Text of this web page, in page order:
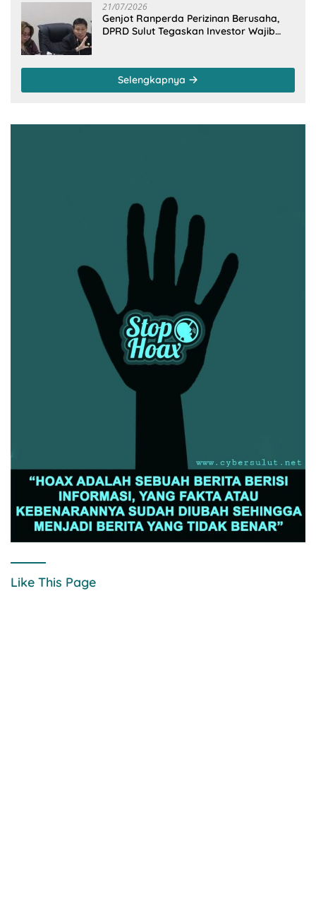
21/07/2026
Genjot Ranperda Perizinan Berusaha,
DPRD Sulut Tegaskan Investor Wajib
Selengkapnya
Like This Page